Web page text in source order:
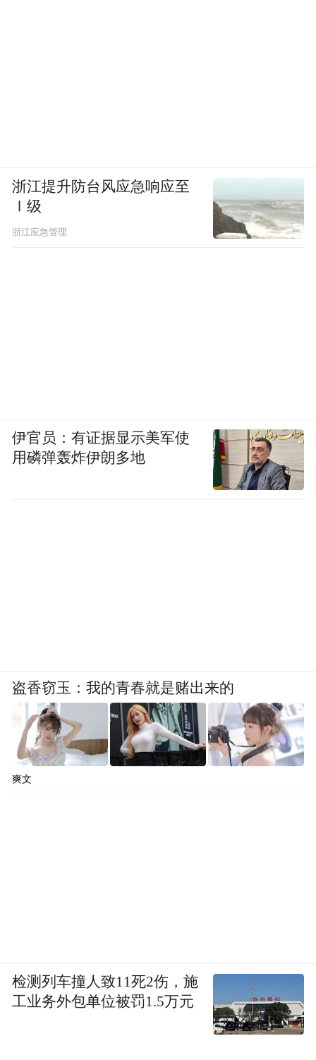
浙江提升防台风应急响应至
Ⅰ级
浙江应急管理
伊官员：有证据显示美军使
用磷弹轰炸伊朗多地
盗香窃玉：我的青春就是赌出来的
爽文
检测列车撞人致11死2伤，施
工业务外包单位被罚1.5万元